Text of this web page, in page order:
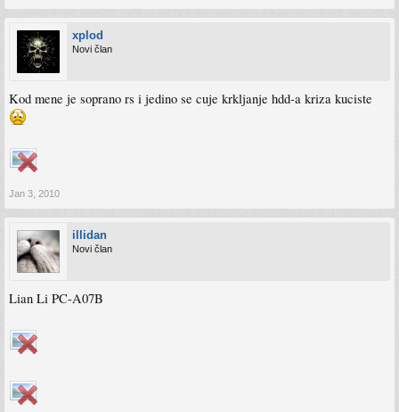
xplod
Novi član
Kod mene je soprano rs i jedino se cuje krkljanje hdd-a kriza kuciste
Jan 3, 2010
illidan
Novi član
Lian Li PC-A07B